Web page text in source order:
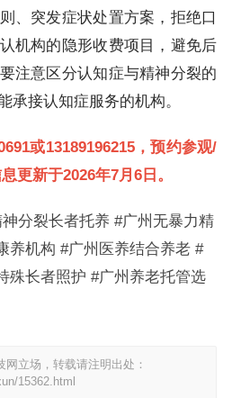
、突发症状处置方案，拒绝口
机构的隐形收费项目，避免后
注意区分认知症与精神分裂的
承接认知症服务的机构。
或13189196215，预约参观/
更新于2026年7月6日。
分裂长者托养 #广州无暴力精
养机构 #广州医养结合养老 #
殊长者照护 #广州养老托管选
立场，转载请注明出处：
15362.html